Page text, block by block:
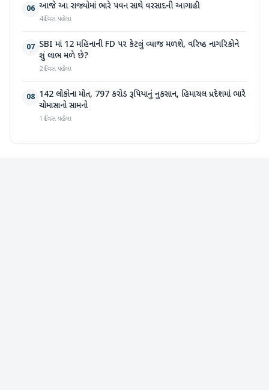
06 આજે આ રાજ્યોમાં ભારે પવન સાથે વરસાદની આગાહી
4 દિવસ પહેલા
07 SBI માં 12 મહિનાની FD પર કેટલું વ્યાજ મળશે, વરિષ્ઠ નાગરિકોને
શું લાભ મળે છે?
2 દિવસ પહેલા
08 142 લોકોના મોત, 797 કરોડ રૂપિયાનું નુકસાન, હિમાચલ પ્રદેશમાં ભારે
ચોમાસાનો સામનો
1 દિવસ પહેલા